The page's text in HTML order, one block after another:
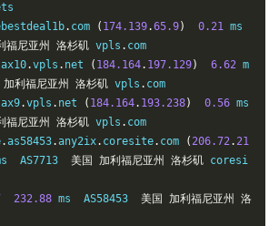
. com ( 174.139.65.9) 0.21 ms
福尼亚州 洛杉矶 vpls . com
.vpls . net ( 184.164. 197.129) 6.62 m
加利福尼亚州 洛杉矶 vpls . com
.vpls . net ( 184.164. 193.238) 0.56 ms
福尼亚州 洛杉矶 vpls . com
.as58453.any2ix. coresite. com (206.72.21
AS7713 美国 加利福尼亚州 洛杉矶 coresi
232.88 ms  AS58453 美国 加利福尼亚州
洛